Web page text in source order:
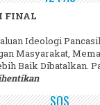
FINAL
Ideologi
Masyarakat,
Baik Dibatalkan.
SOS